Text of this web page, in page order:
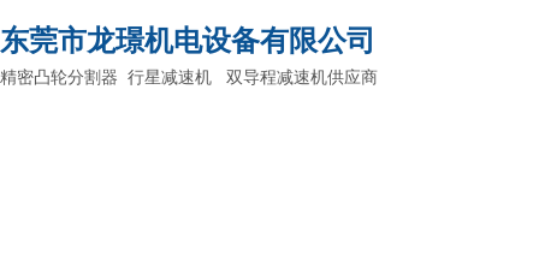
东莞市龙璟机电设备有限公司
精密凸轮分割器 行星减速机 双导程减速机供应商